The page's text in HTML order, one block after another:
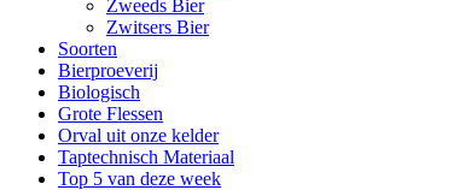
Zweeds Bier
Zwitsers Bier
Soorten
Bierproeverij
Biologisch
Grote Flessen
Orval uit onze kelder
Taptechnisch Materiaal
Top 5 van deze week